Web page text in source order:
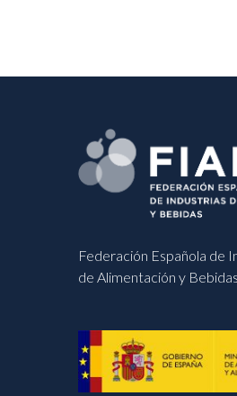
Federación Española de
de Alimentación y